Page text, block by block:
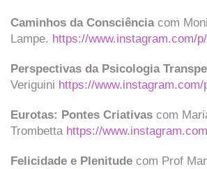
Caminhos da Consciênciacom
Lampe. https://www.instagram.com/
Perspectivas da Psicologia
Veriguini https://www.
Eurotas: Pontes Criativas com
Trombetta https://www.
Felicidade e Plenitude com Prof